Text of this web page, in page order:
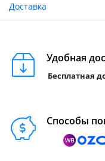
Доставка
Удобная
Бесплатная
Способы